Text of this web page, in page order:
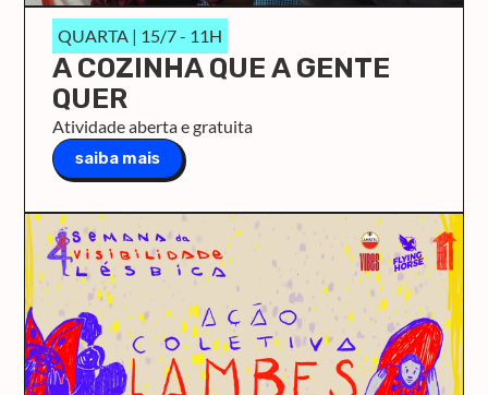
QUARTA | 15/7 - 11H
A COZINHA QUE A GENTE
QUER
Atividade aberta e gratuita
saiba mais